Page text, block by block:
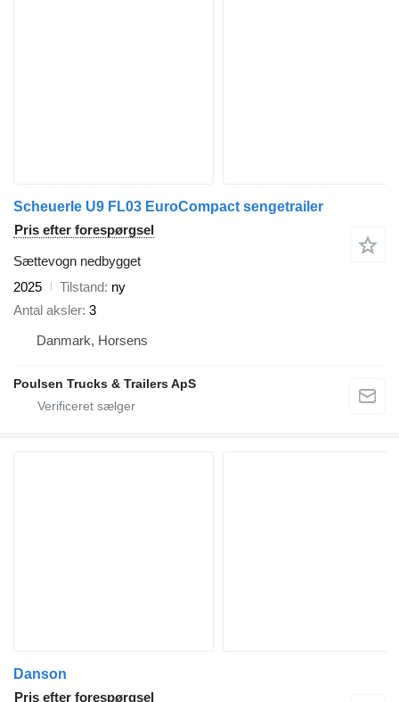
Scheuerle U9 FL03 EuroCompact sengetrailer
Pris efter forespørgsel
Sættevogn nedbygget
2025
Tilstand ny
Antal aksler 3
Danmark, Horsens
Poulsen Trucks & Trailers ApS
Danson
Pris efter forespørgsel